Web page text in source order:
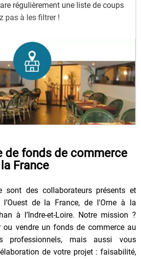
régulièrement une liste de coups
pas à les filtrer !
de fonds de commerce
France
sont des collaborateurs présents et
de la France, de l'Orne à la
à l’Indre-et-Loire. Notre mission ?
ou vendre un fonds de commerce au
professionnels, mais aussi vous
de votre projet : faisabilité,